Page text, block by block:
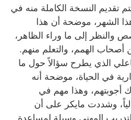
تقديم النسخة الكاملة منه في
الشهر، موضحة أن هذا
والنظر إلى ما وراء الظاهر،
الهمم، والتعلم منهم.
الذي يطرح سؤالاً حول ما
في الحياة، موضحة أنه
أجوبتهم، وهذا مهم في
وشددت مايكر على أن
المهني وسيلة لمساعدة